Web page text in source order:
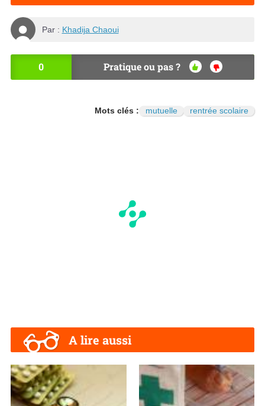
Par : Khadija Chaoui
0 Pratique ou pas ?
OU
NO
Mots clés : mutuelle rentrée scolaire
A lire aussi